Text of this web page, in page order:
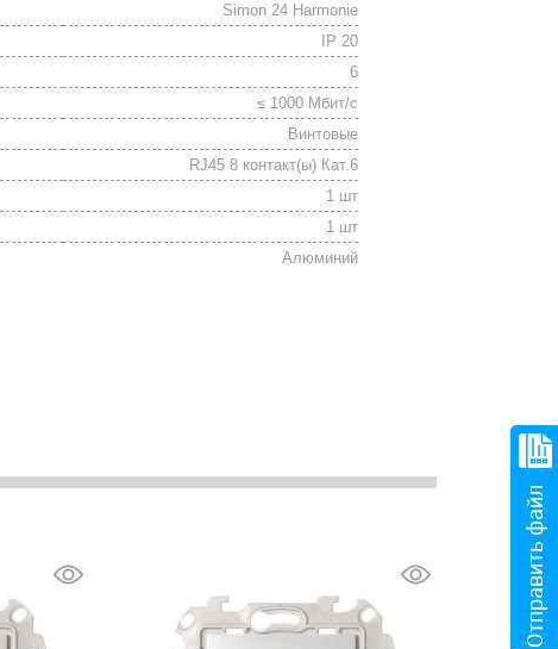
Simon 24 Harmonie
IP 20
6
≤ 1000 Мбит/с
Винтовые
RJ45 8 контакт(ы) Кат.6
1 шт
1 шт
Алюминий
Отправить файл